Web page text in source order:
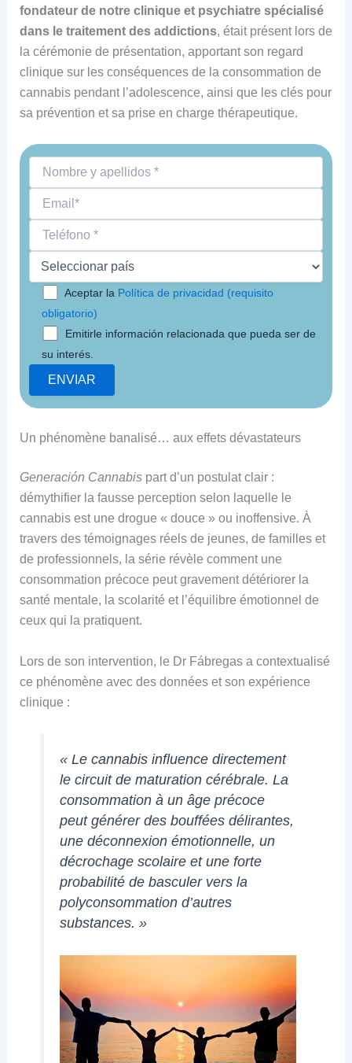
fondateur de notre clinique et psychiatre spécialisé
dans le traitement des addictions, était présent lors de
la cérémonie de présentation, apportant son regard
clinique sur les conséquences de la consommation de
cannabis pendant l’adolescence, ainsi que les clés pour
sa prévention et sa prise en charge thérapeutique.
Aceptar la Política de privacidad (requisito
obligatorio)
Emitirle información relacionada que pueda ser de
su interés.
Un phénomène banalisé… aux effets dévastateurs
Generación Cannabispart d’un postulat clair :
démythifier la fausse perception selon laquelle le
cannabis est une drogue « douce » ou inoffensive. À
travers des témoignages réels de jeunes, de familles et
de professionnels, la série révèle comment une
consommation précoce peut gravement détériorer la
santé mentale, la scolarité et l’équilibre émotionnel de
ceux qui la pratiquent.
Lors de son intervention, le Dr Fábregas a contextualisé
ce phénomène avec des données et son expérience
clinique :
« Le cannabis influence directement
le circuit de maturation cérébrale. La
consommation à un âge précoce
peut générer des bouffées délirantes,
une déconnexion émotionnelle, un
décrochage scolaire et une forte
probabilité de basculer vers la
polyconsommation d’autres
substances. »